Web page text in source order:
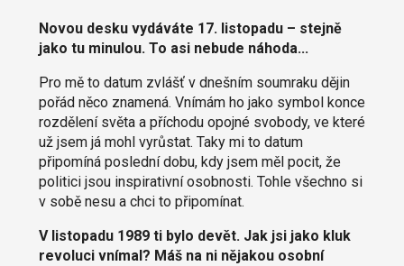
Novou desku vydáváte 17. listopadu – stejně
jako tu minulou. To asi nebude náhoda...
Pro mě to datum zvlášť v dnešním soumraku dějin
pořád něco znamená. Vnímám ho jako symbol konce
rozdělení světa a příchodu opojné svobody, ve které
už jsem já mohl vyrůstat. Taky mi to datum
připomíná poslední dobu, kdy jsem měl pocit, že
politici jsou inspirativní osobnosti. Tohle všechno si
v sobě nesu a chci to připomínat.
V listopadu 1989 ti bylo devět. Jak jsi jako kluk
revoluci vnímal? Máš na ni nějakou osobní